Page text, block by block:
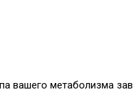
вашего метаболизма